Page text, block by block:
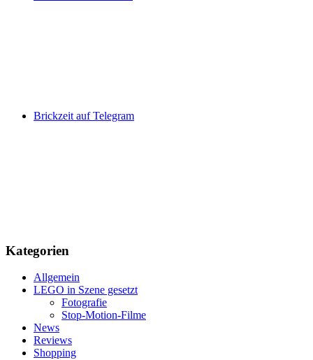
Brickzeit auf Telegram
Kategorien
Allgemein
LEGO in Szene gesetzt
Fotografie
Stop-Motion-Filme
News
Reviews
Shopping